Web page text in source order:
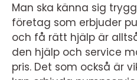
Man ska känna sig
företag som erbjuder
och få rätt hjälp är
den hjälp och service
pris. Det som också är